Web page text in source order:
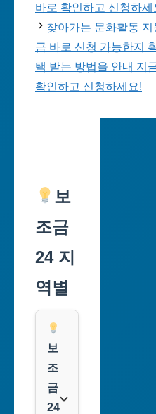
바로 확인하고 신청하세
찾아가는 문화활동
금 바로 신청 가능한지
택 받는 방법을 안내 지
확인하고 신청하세요!
보
조금
24 지
역별
보
조
금
24